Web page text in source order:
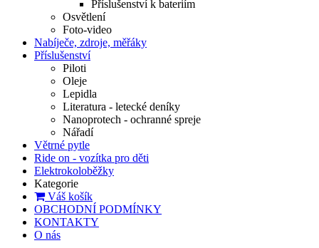
Příslušenství k bateriím
Osvětlení
Foto-video
Nabíječe, zdroje, měřáky
Příslušenství
Piloti
Oleje
Lepidla
Literatura - letecké deníky
Nanoprotech - ochranné spreje
Nářadí
Větrné pytle
Ride on - vozítka pro děti
Elektrokoloběžky
Kategorie
Váš košík
OBCHODNÍ PODMÍNKY
KONTAKTY
O nás